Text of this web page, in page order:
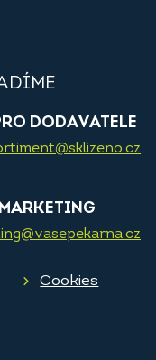
DODAVATELE
MARKETING
Cookies